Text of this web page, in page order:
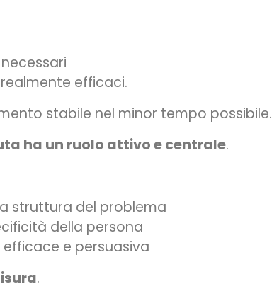
efficaci.
stabile nel minor tempo possibile.
ha un ruolo attivo e centrale.
struttura del problema
della persona
e persuasiva
.